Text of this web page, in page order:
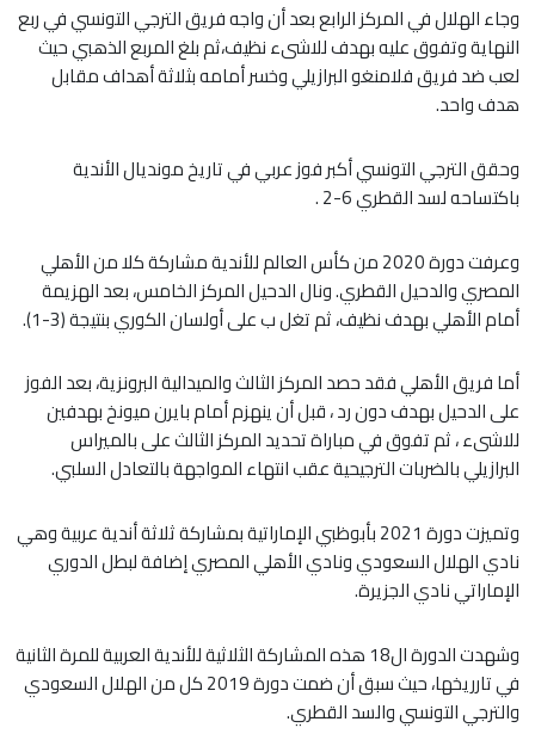
وجاء الهلال في المركز الرابع بعد أن واجه فريق الترجي التونسي في ربع
النهاية وتفوق عليه بهدف للاشىء نظيف،ثم بلغ المربع الذهبي حيث
لعب ضد فريق فلامنغو البرازيلي وخسر أمامه بثلاثة أهداف مقابل
هدف واحد.
وحقق الترجي التونسي أكبر فوز عربي في تاريخ مونديال الأندية
باكتساحه لسد القطري 6-2 .
وعرفت دورة 2020 من كأس العالم للأندية مشاركة كلا من الأهلي
المصري والدحيل القطري. ونال الدحيل المركز الخامس، بعد الهزيمة
أمام الأهلي بهدف نظيف، ثم تغل ب على أولسان الكوري بنتيجة (3-1).
أما فريق الأهلي فقد حصد المركز الثالث والميدالية البرونزية، بعد الفوز
على الدحيل بهدف دون رد ، قبل أن ينهزم أمام بايرن ميونخ بهدفين
للاشىء ، ثم تفوق في مباراة تحديد المركز الثالث على بالميراس
البرازيلي بالضربات الترجيحية عقب انتهاء المواجهة بالتعادل السلبي.
وتميزت دورة 2021 بأبوظبي الإماراتية بمشاركة ثلاثة أندية عربية وهي
نادي الهلال السعودي ونادي الأهلي المصري إضافة لبطل الدوري
الإماراتي نادي الجزيرة.
وشهدت الدورة ال18 هذه المشاركة الثلاثية للأندية العربية للمرة الثانية
في تارريخها، حيث سبق أن ضمت دورة 2019 كل من الهلال السعودي
والترجي التونسي والسد القطري.